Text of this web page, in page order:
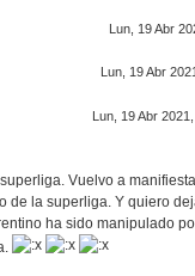
Lun, 19 Abr
Lun, 19 Abr
Lun, 19 Abr
Vuelvo a
de la superliga. Y quiero
ha sido manipulado